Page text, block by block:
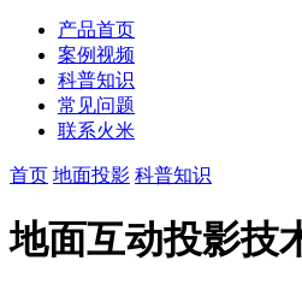
产品首页
案例视频
科普知识
常见问题
联系火米
首页 地面投影 科普知识
地面互动投影技